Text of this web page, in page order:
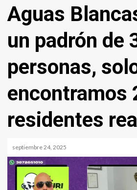
Aguas
un padrón de
personas,
encontramos
residentes
septiembre 24, 2025